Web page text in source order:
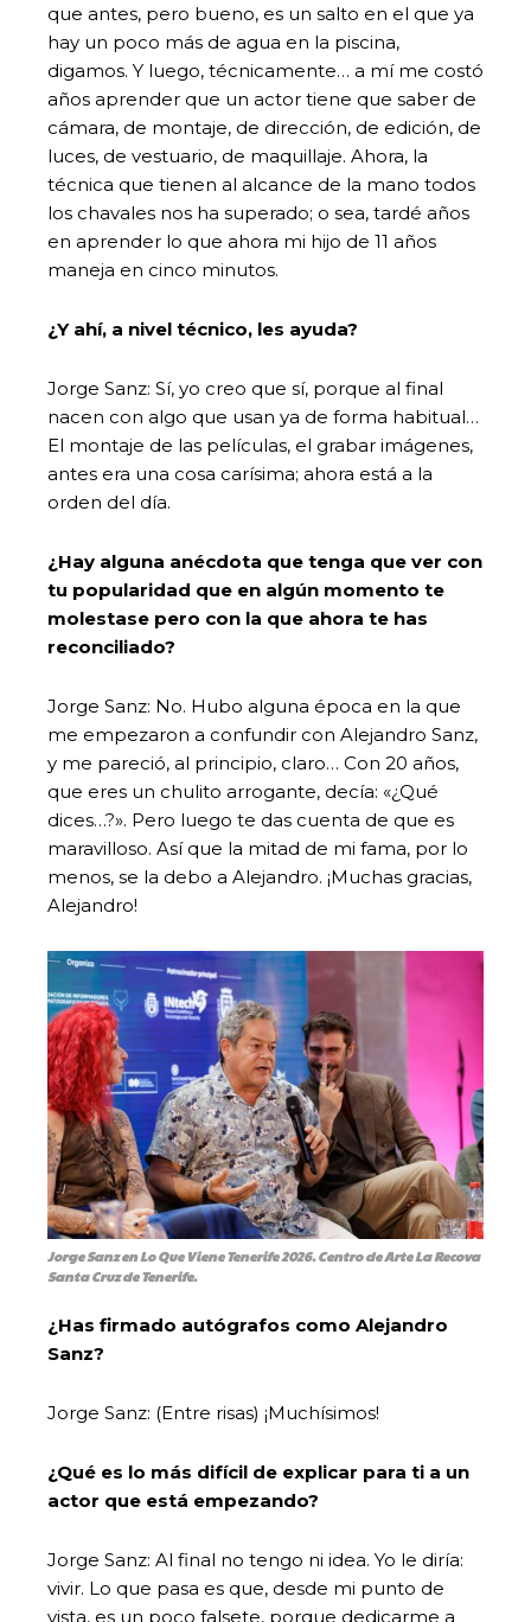
que antes, pero bueno, es un salto en el que ya
hay un poco más de agua en la piscina,
digamos. Y luego, técnicamente… a mí me costó
años aprender que un actor tiene que saber de
cámara, de montaje, de dirección, de edición, de
luces, de vestuario, de maquillaje. Ahora, la
técnica que tienen al alcance de la mano todos
los chavales nos ha superado; o sea, tardé años
en aprender lo que ahora mi hijo de 11 años
maneja en cinco minutos.
¿Y ahí, a nivel técnico, les ayuda?
Jorge Sanz: Sí, yo creo que sí, porque al final
nacen con algo que usan ya de forma habitual…
El montaje de las películas, el grabar imágenes,
antes era una cosa carísima; ahora está a la
orden del día.
¿Hay alguna anécdota que tenga que ver con
tu popularidad que en algún momento te
molestase pero con la que ahora te has
reconciliado?
Jorge Sanz: No. Hubo alguna época en la que
me empezaron a confundir con Alejandro Sanz,
y me pareció, al principio, claro… Con 20 años,
que eres un chulito arrogante, decía: «¿Qué
dices…?». Pero luego te das cuenta de que es
maravilloso. Así que la mitad de mi fama, por lo
menos, se la debo a Alejandro. ¡Muchas gracias,
Alejandro!
Jorge Sanz en Lo Que Viene Tenerife 2026. Centro de Arte La Recova
Santa Cruz de Tenerife.
¿Has firmado autógrafos como Alejandro
Sanz?
Jorge Sanz: (Entre risas) ¡Muchísimos!
¿Qué es lo más difícil de explicar para ti a un
actor que está empezando?
Jorge Sanz: Al final no tengo ni idea. Yo le diría:
vivir. Lo que pasa es que, desde mi punto de
vista, es un poco falsete, porque dedicarme a